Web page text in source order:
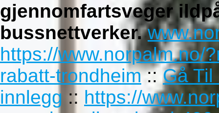
gjennomfartsveger
bussnettverker.
https://www.norpalm.no/
rabatt-trondheim:: Gå Til
innlegg :: https://